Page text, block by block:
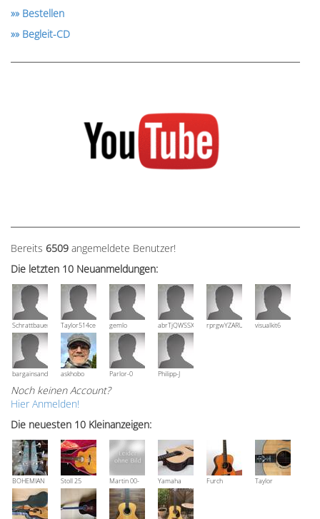
»» Bestellen
»» Begleit-CD
Bereits 6509 angemeldete Benutzer!
Die letzten 10 Neuanmeldungen:
Schrattbauer Taylor514ce gemlo abrTjQWSSXuVznPolErprgwYZARUTZQyCWESpD
visualkit6
bargainsandmoreaskhobo Parlor-0 Philipp-J
Noch keinen Account?
Hier Anmelden!
Die neuesten 10 Kleinanzeigen:
BOHEMIAN
Rozawood
Bestzustand
Stoll 25
anniversary
Martin 00-
18V, Bj 2016
Yamaha
NCX 900 R
Furch
Taylor